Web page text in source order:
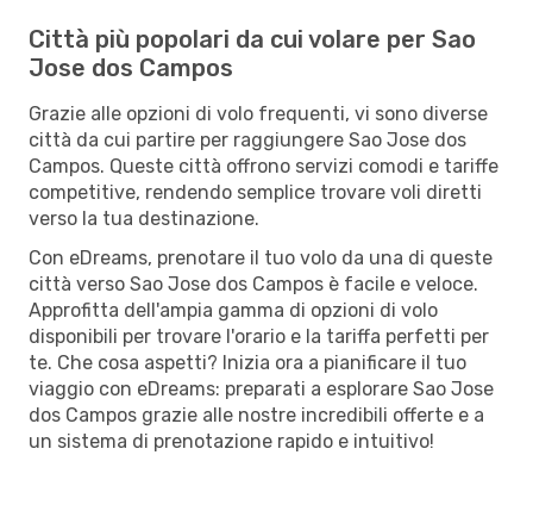
Città più popolari da cui volare per Sao
Jose dos Campos
Grazie alle opzioni di volo frequenti, vi sono diverse
città da cui partire per raggiungere Sao Jose dos
Campos. Queste città offrono servizi comodi e tariffe
competitive, rendendo semplice trovare voli diretti
verso la tua destinazione.
Con eDreams, prenotare il tuo volo da una di queste
città verso Sao Jose dos Campos è facile e veloce.
Approfitta dell'ampia gamma di opzioni di volo
disponibili per trovare l'orario e la tariffa perfetti per
te. Che cosa aspetti? Inizia ora a pianificare il tuo
viaggio con eDreams: preparati a esplorare Sao Jose
dos Campos grazie alle nostre incredibili offerte e a
un sistema di prenotazione rapido e intuitivo!